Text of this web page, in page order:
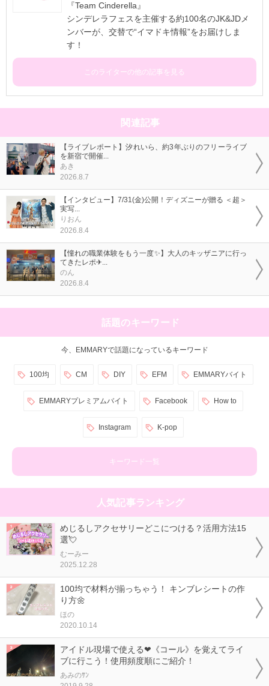
『Team Cinderella』
シンデレラフェスを主催する約100名のJK&JDメ
ンバーが、交替で“イマドキ情報”をお届けしま
す！
このライターの他の記事を見る
関連記事
【ライブレポート】汐れいら、約3年ぶりのフリーライブ
を新宿で開催...
あき
2026.8.7
【インタビュー】7/31(金)公開！ディズニーが贈る ＜超＞
実写...
りおん
2026.8.4
【憧れの職業体験をもう一度✨】大人のキッザニアに行っ
てきたレポ✈...
のん
2026.8.4
話題のキーワード
今、EMMARYで話題になっているキーワード
100均 CM DIY EFM EMMARYバイト
EMMARYプレミアムバイト Facebook How to
Instagram K-pop
キーワード一覧
人気記事ランキング
めじるしアクセサリーどこにつける？活用方法15
選💘
むーみー
2025.12.28
100均で材料が揃っちゃう！ キンブレシートの作
り方🌼
ほの
2020.10.14
アイドル現場で使える❤《コール》を覚えてライ
ブに行こう！使用頻度順にご紹介！
あみのｻﾝ